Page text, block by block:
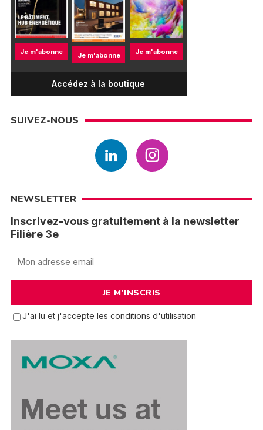
Je m'abonne Je m'abonne Je m'abonne
Accédez à la boutique
SUIVEZ-NOUS
NEWSLETTER
Inscrivez-vous gratuitement à la newsletter
Filière 3e
J'ai lu et j'accepte les conditions d'utilisation